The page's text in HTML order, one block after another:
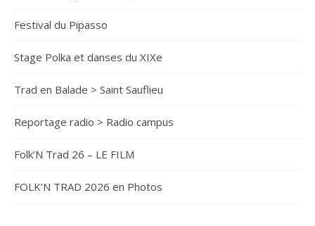
Festival du Pipasso
Stage Polka et danses du XIXe
Trad en Balade > Saint Sauflieu
Reportage radio > Radio campus
Folk’N Trad 26 – LE FILM
FOLK’N TRAD 2026 en Photos